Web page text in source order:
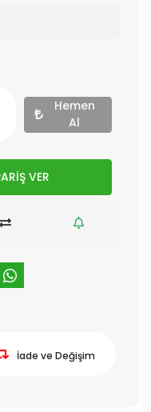
Hemen
Al
VER
İade ve Değişim